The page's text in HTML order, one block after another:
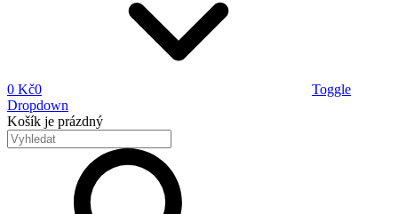
0 Kč0
Toggle
Dropdown
Košík je prázdný